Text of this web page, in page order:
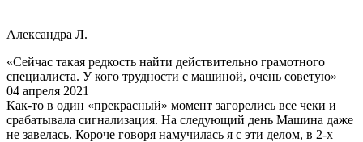
Александра Л.
«Сейчас такая редкость найти действительно грамотного
специалиста. У кого трудности с машиной, очень советую»
04 апреля 2021
Как-то в один «прекрасный» момент загорелись все чеки и
срабатывала сигнализация. На следующий день Машина даже
не завелась. Короче говоря намучилась я с эти делом, в 2-х